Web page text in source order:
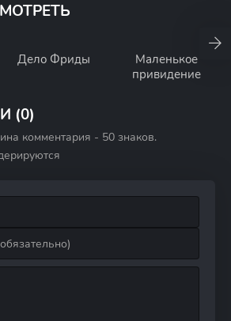
Дело Фриды
Маленькое
привидение
(0)
комментария - 50 знаков.